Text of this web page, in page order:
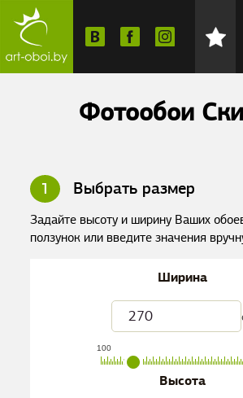
Фотообои
1 Выбрать размер
Задайте высоту и ширину Ваших
ползунок или введите значения
Ширина
100
Высота